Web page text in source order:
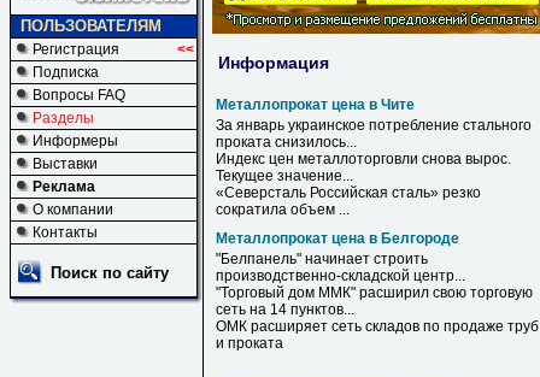
ПОЛЬЗОВАТЕЛЯМ
Регистрация
<<
Подписка
Вопросы FAQ
Разделы
Информеры
Выставки
Реклама
О компании
Контакты
Поиск по сайту
Информация
Металлопрокат цена в Чите
За январь украинское потребление стального
проката снизилось...
Индекс цен металлоторговли снова вырос.
Текущее значение...
«Северсталь Российская сталь» резко
сократила объем ...
Металлопрокат цена в Белгороде
"Белпанель" начинает строить
производственно-складской центр...
"Торговый дом ММК" расширил свою торговую
сеть на 14 пунктов...
ОМК расширяет сеть складов по продаже труб
и проката